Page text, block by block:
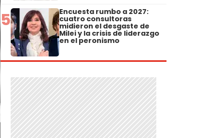
5 Encuesta rumbo a 2027:
cuatro consultoras
midieron el desgaste de
Milei y la crisis de liderazgo
en el peronismo